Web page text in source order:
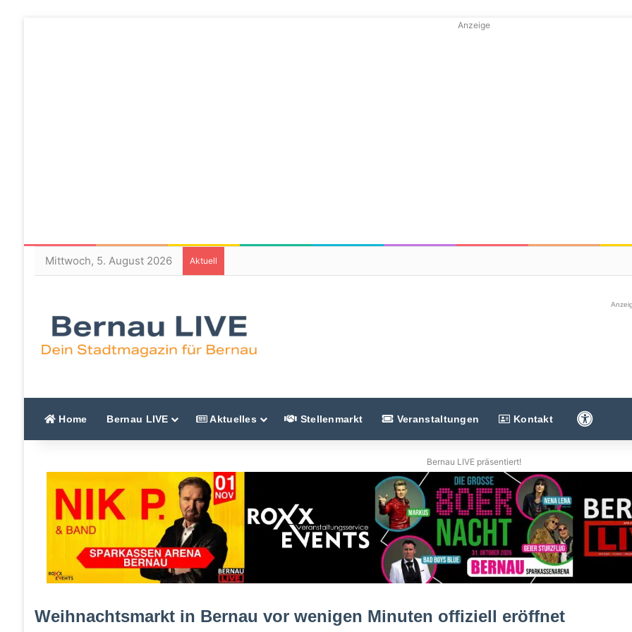
Anzeige
Mittwoch, 5. August 2026 Aktuell
Home Bernau LIVE Aktuelles Stellenmarkt Veranstaltungen Kontakt
Bernau LIVE präsentiert!
Weihnachtsmarkt in Bernau vor wenigen Minuten offiziell eröffnet